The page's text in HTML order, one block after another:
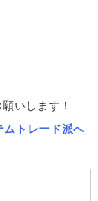
いします！